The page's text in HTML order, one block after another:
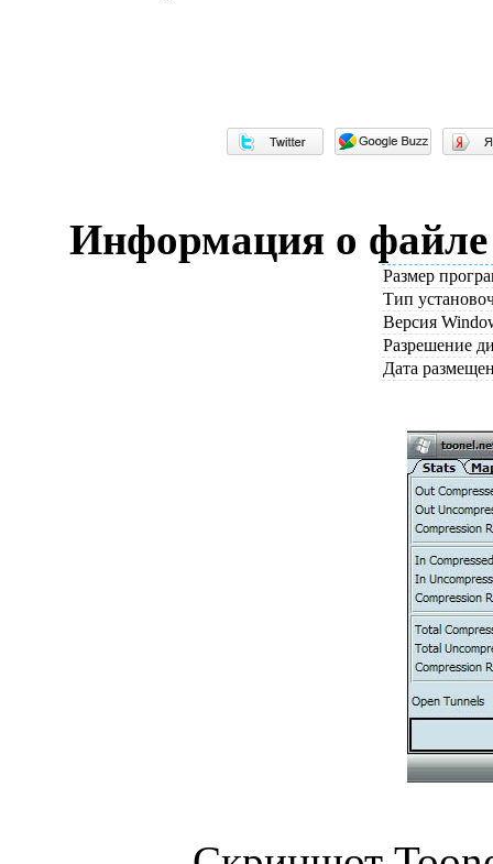
Информация о
Размер
Тип
Версия
Разрешение
Дата